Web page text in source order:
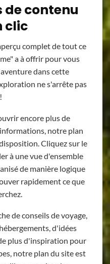
de contenu
clic
complet de tout ce
a à offrir pour vous
dans cette
ne s'arrête pas
encore plus de
notre plan
Cliquez sur le
à une vue d'ensemble
de manière logique
rapidement ce que
de conseils de voyage,
d'idées
plus d'inspiration pour
notre plan du site est